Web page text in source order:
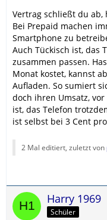
Vertrag schließt du
Bei Prepaid machen
Smartphone zu
Auch Tückisch ist, das
zusammen passen.
Monat kostet, kannst
Aufladen. So sumiert
doch ihren Umsatz,
ist, das Telefon
ist selbst bei 3 Cent
2 Mal editiert, zuletzt von
Harry 1969
Schüler